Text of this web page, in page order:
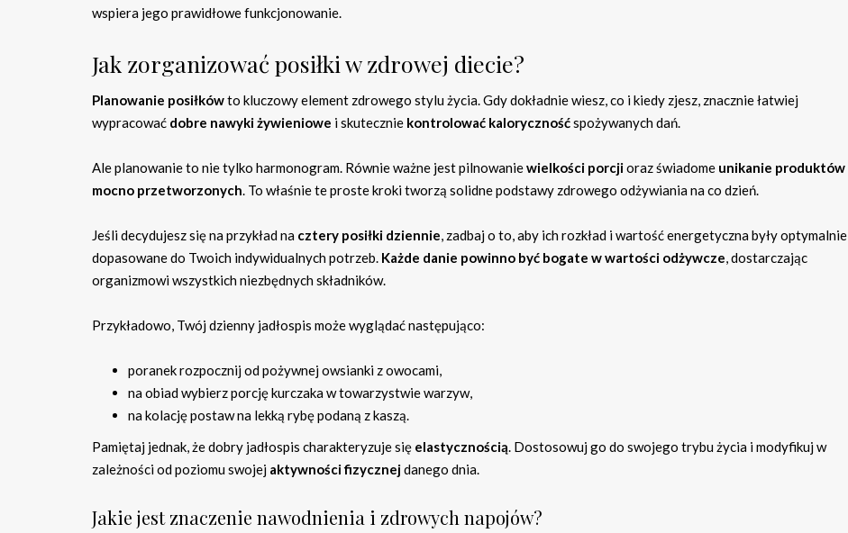
wspiera jego prawidłowe funkcjonowanie.
Jak zorganizować posiłki w zdrowej diecie?
Planowanie posiłkówto kluczowy element zdrowego stylu życia. Gdy dokładnie wiesz, co i kiedy zjesz, znacznie łatwiej
wypracować dobre nawyki żywieniowe i skutecznie kontrolować kalorycznośćspożywanych dań.
Ale planowanie to nie tylko harmonogram. Równie ważne jest pilnowaniewielkości porcjioraz świadome unikanie produktów
mocno przetworzonych. To właśnie te proste kroki tworzą solidne podstawy zdrowego odżywiania na co dzień.
Jeśli decydujesz się na przykład na cztery posiłki dziennie, zadbaj o to, aby ich rozkład i wartość energetyczna były optymalnie
dopasowane do Twoich indywidualnych potrzeb. Każde danie powinno być bogate w wartości odżywcze, dostarczając
organizmowi wszystkich niezbędnych składników.
Przykładowo, Twój dzienny jadłospis może wyglądać następująco:
poranek rozpocznij od pożywnej owsianki z owocami,
na obiad wybierz porcję kurczaka w towarzystwie warzyw,
na kolację postaw na lekką rybę podaną z kaszą.
Pamiętaj jednak, że dobry jadłospis charakteryzuje się elastycznością. Dostosowuj go do swojego trybu życia i modyfikuj w
zależności od poziomu swojej aktywności fizycznejdanego dnia.
Jakie jest znaczenie nawodnienia i zdrowych napojów?